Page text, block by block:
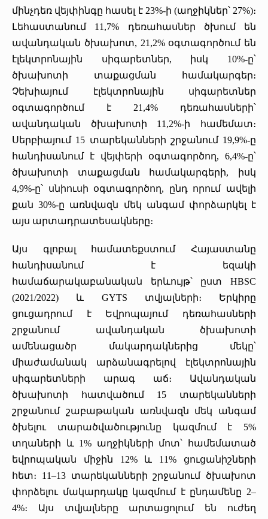
մինչդեռ վեյփինգը հասել է 23%-ի (աղջիկներ՝ 27%)։
Լեհաստանում 11,7% դեռահասներ ծխում են
ավանդական ծխախոտ, 21,2% օգտագործում են
էլեկտրոնային սիգարետներ, իսկ 10%-ը՝
ծխախոտի տաքացման համակարգեր։
Չեխիայում էլեկտրոնային սիգարետներ
օգտագործում է 21,4% դեռահասների՝
ավանդական ծխախոտի 11,2%-ի համեմատ։
Սերբիայում 15 տարեկանների շրջանում 19,9%-ը
հանդիսանում է վեյփերի օգտագործող, 6,4%-ը՝
ծխախոտի տաքացման համակարգերի, իսկ
4,9%-ը՝ սնիուսի օգտագործող, ընդ որում ավելի
քան 30%-ը առնվազն մեկ անգամ փորձարկել է
այս արտադրատեսակները։
Այս գլոբալ համատեքստում Հայաստանը
հանդիսանում է եզակի
համաճարակաբանական երևույթ՝ ըստ HBSC
(2021/2022) և GYTS տվյալների։ Երկիրը
ցուցադրում է Եվրոպայում դեռահասների
շրջանում ավանդական ծխախոտի
ամենացածր մակարդակներից մեկը՝
միաժամանակ արձանագրելով էլեկտրոնային
սիգարետների արագ աճ։ Ավանդական
ծխախոտի հատվածում 15 տարեկանների
շրջանում շաբաթական առնվազն մեկ անգամ
ծխելու տարածվածությունը կազմում է 5%
տղաների և 1% աղջիկների մոտ՝ համեմատած
եվրոպական միջին 12% և 11% ցուցանիշների
հետ։ 11–13 տարեկանների շրջանում ծխախոտ
փորձելու մակարդակը կազմում է ընդամենը 2–
4%։ Այս տվյալները արտացոլում են ուժեղ